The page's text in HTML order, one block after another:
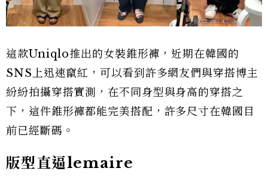
這款Uniqlo推出的女裝錐形褲，近期在韓國的
SNS上迅速竄紅，可以看到許多網友們與穿搭博主
紛紛拍攝穿搭實測，在不同身型與身高的穿搭之
下，這件錐形褲都能完美搭配，許多尺寸在韓國目
前已經斷碼。
版型直逼lemaire